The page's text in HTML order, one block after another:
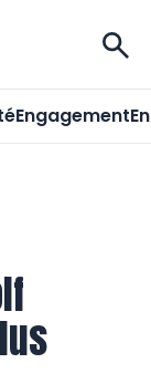
Entreprises
Engagement